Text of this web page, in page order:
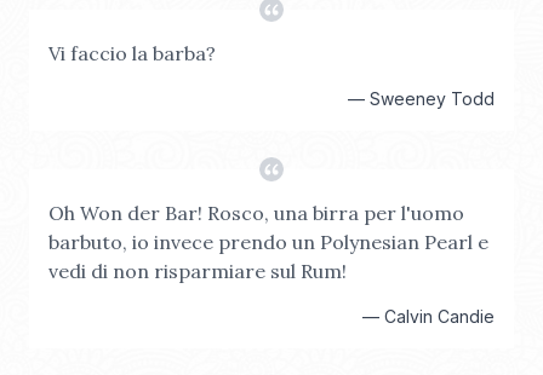
Vi faccio la barba?
— Sweeney Todd
Oh Won der Bar! Rosco, una birra per l'uomo
barbuto, io invece prendo un Polynesian Pearl e
vedi di non risparmiare sul Rum!
— Calvin Candie